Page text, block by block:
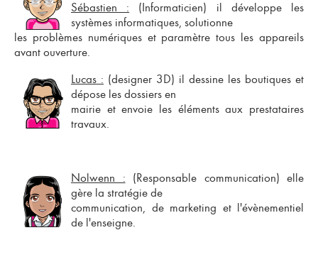
Sébastien : (Informaticien) il développe les
systèmes informatiques, solutionne
les problèmes numériques et paramètre tous les appareils
avant ouverture.
Lucas : (designer 3D) il dessine les boutiques et
dépose les dossiers en
mairie et envoie les éléments aux prestataires
travaux.
Nolwenn : (Responsable communication) elle
gère la stratégie de
communication, de marketing et l'évènementiel
de l'enseigne.